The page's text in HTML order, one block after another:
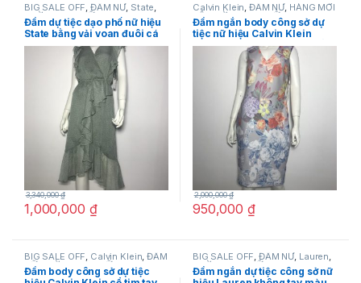
BIG SALE OFF,ĐẦM NỮ, State,
THỜI TRANG NỮ
Đầm dự tiệc dạo phố nữ hiệu
State bằng vải voan đuôi cá
cực đẹp màu xanh rêu có
họa tiết size XXS chính hãng
1,000,000 ₫
3,340,000₫
Calvin Klein,ĐẦM NỮ, HÀNG MỚI
VỀ, THỜI TRANG NỮ
Đầm ngắn body công sở dự
tiệc nữ hiệu Calvin Klein
không tay màu xám họa tiết
hoa nhiều màu size 6 chính
950,000 ₫
2,000,000₫
BIG SALE OFF Calvin Klein ,ĐẦM
NỮ, THỜI TRANG NỮ
Đầm body công sở dự tiệc
BIG SALE OFF ,ĐẦM NỮ, Lauren
THỜI TRANG NỮ
Đầm ngắn dự tiệc công sở nữ